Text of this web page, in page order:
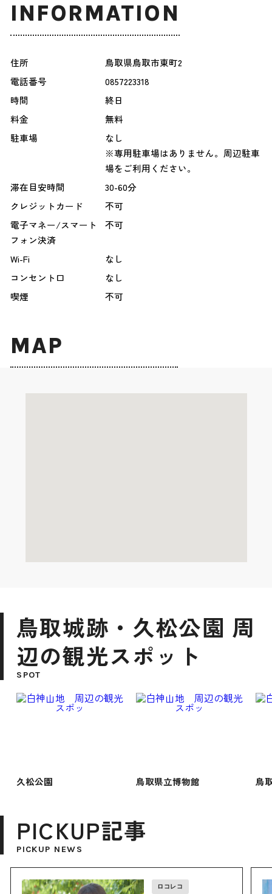
INFORMATION
住所
鳥取県鳥取市東町2
電話番号
0857223318
時間
終日
料金
無料
駐車場
なし
※専用駐車場はありません。周辺駐車
場をご利用ください。
滞在目安時間
30-60分
クレジットカード
不可
電子マネー/スマート
フォン決済
不可
Wi-Fi
なし
コンセント口
なし
喫煙
不可
MAP
鳥取城跡・久松公園 周
辺の観光スポット
SPOT
久松公園 鳥取県立博物館 鳥
PICKUP記事
PICKUP NEWS
ロコレコ